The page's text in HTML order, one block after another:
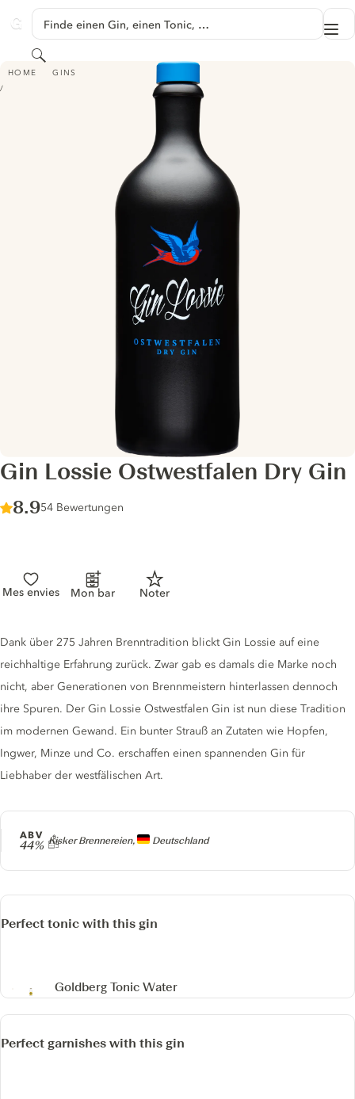
GINVENTORY
Finde einen Gin, einen Tonic, …
Suchen
HOME GINS
GIN LOSSIE OSTWESTFALEN DRY GIN
Gin Lossie Ostwestfalen Dry Gin
Score :
8.9/ 10
54 Bewertungen
Mes envies Mon bar Noter
Producer
Kisker Brennereien, Deutschland
ABV
44%
Gin description
Dank über 275 Jahren Brenntradition blickt Gin Lossie auf eine
reichhaltige Erfahrung zurück. Zwar gab es damals die Marke noch
nicht, aber Generationen von Brennmeistern hinterlassen dennoch
ihre Spuren. Der Gin Lossie Ostwestfalen Gin ist nun diese Tradition
im modernen Gewand. Ein bunter Strauß an Zutaten wie Hopfen,
Ingwer, Minze und Co. erschaffen einen spannenden Gin für
Liebhaber der westfälischen Art.
Perfect tonic with this gin
Goldberg Tonic Water
Perfect garnishes with this gin